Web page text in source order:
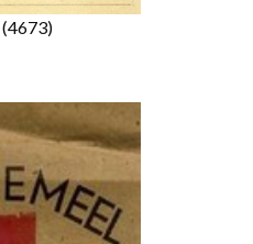
(4673)